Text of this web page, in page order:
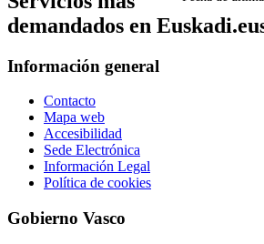
demandados en
Información general
Contacto
Mapa web
Accesibilidad
Sede Electrónica
Información Legal
Política de cookies
Gobierno Vasco